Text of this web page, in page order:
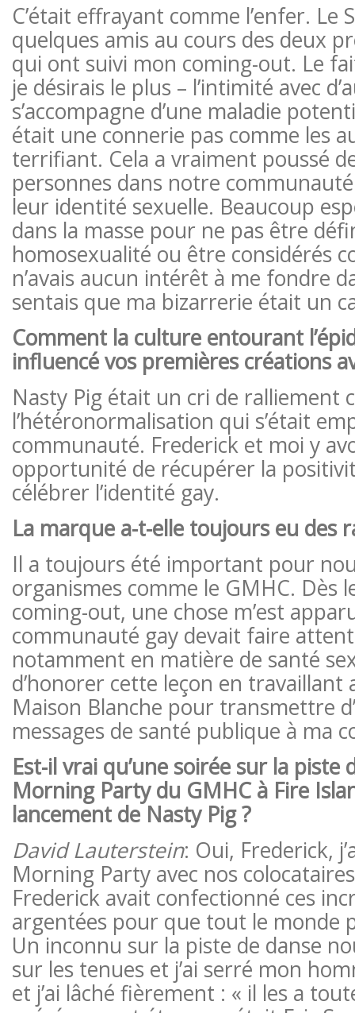
C’était effrayant comme l’enfer. Le
quelques amis au cours des deux
qui ont suivi mon coming-out. Le
je désirais le plus – l’intimité avec
s’accompagne d’une maladie
était une connerie pas comme les
terrifiant. Cela a vraiment poussé
personnes dans notre
leur identité sexuelle. Beaucoup
dans la masse pour ne pas être
homosexualité ou être considérés
n’avais aucun intérêt à me fondre
sentais que ma bizarrerie était un
Comment la culture entourant
influencé vos premières créations
Nasty Pig était un cri de ralliement
l’hétéronormalisation qui s’était
communauté. Frederick et moi y
opportunité de récupérer la
célébrer l’identité gay.
La marque a-t-elle toujours eu des
Il a toujours été important pour
organismes comme le GMHC. Dès
coming-out, une chose m’est
communauté gay devait faire
notamment en matière de santé
d’honorer cette leçon en travaillant
Maison Blanche pour transmettre
messages de santé publique à ma
Est-il vrai qu’une soirée sur la piste
Morning Party du GMHC à Fire
lancement de Nasty Pig ?
David Lauterstein: Oui, Frederick,
Morning Party avec nos
Frederick avait confectionné ces
argentées pour que tout le monde
Un inconnu sur la piste de danse
sur les tenues et j’ai serré mon
et j’ai lâché fièrement : « il les a